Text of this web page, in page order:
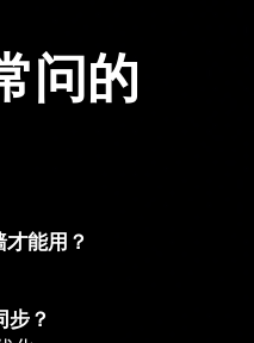
问的
能用？
步？